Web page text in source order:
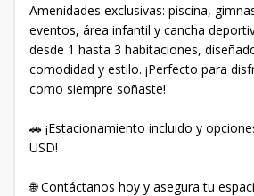
Amenidades exclusivas: piscina,
eventos, área infantil y cancha
desde 1 hasta 3 habitaciones,
comodidad y estilo. ¡Perfecto para
como siempre soñaste!
🚗 ¡Estacionamiento incluido y
USD!
🌐 Contáctanos hoy y asegura tu